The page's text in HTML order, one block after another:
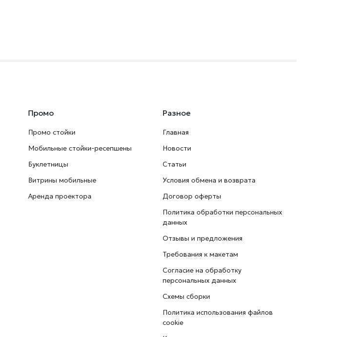
Промо
Промо стойки
Мобильные стойки-ресепшены
Буклетницы
Витрины мобильные
Аренда проектора
Разное
Главная
Новости
Статьи
Условия обмена и возврата
Договор оферты
Политика обработки персональных
данных
Отзывы и предложения
Требования к макетам
Согласие на обработку
персональных данных
Схемы сборки
Политика использования файлов
cookie